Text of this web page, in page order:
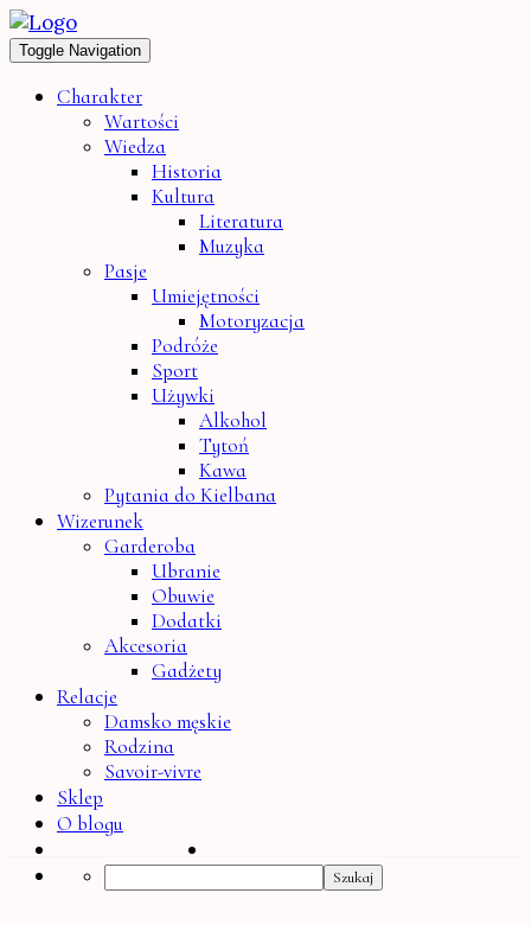
Toggle Navigation
Charakter
Wartości
Wiedza
Historia
Kultura
Literatura
Muzyka
Pasje
Umiejętności
Motoryzacja
Podróże
Sport
Używki
Alkohol
Tytoń
Kawa
Pytania do Kielbana
Wizerunek
Garderoba
Ubranie
Obuwie
Dodatki
Akcesoria
Gadżety
Relacje
Damsko męskie
Rodzina
Savoir-vivre
Sklep
O blogu